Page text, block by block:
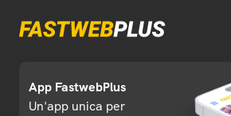
App FastwebPlus
Un'app unica per